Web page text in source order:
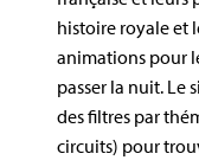
histoire royale et
animations pour
passer la nuit. Le
des filtres par
circuits) pour